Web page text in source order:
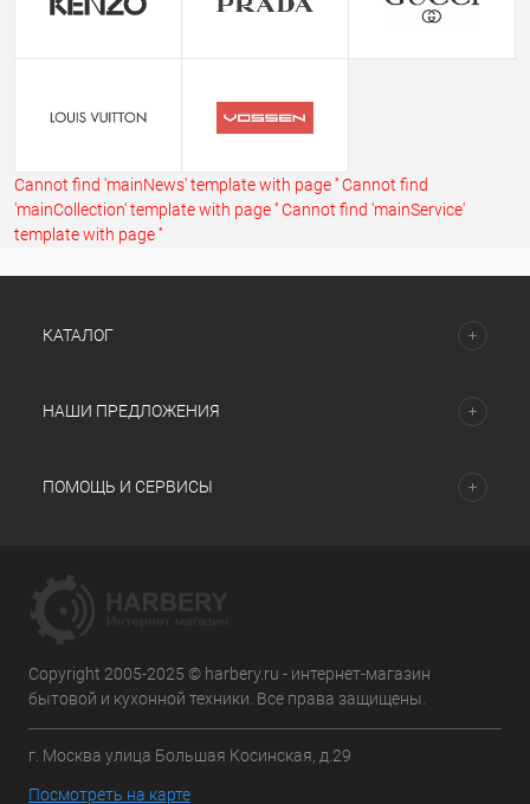
Cannot find 'mainNews' template with page ''Cannot find
'mainCollection' template with page ''Cannot find 'mainService'
template with page ''
КАТАЛОГ
НАШИ ПРЕДЛОЖЕНИЯ
ПОМОЩЬ И СЕРВИСЫ
Copyright 2005-2025 © harbery.ru - интернет-магазин
бытовой и кухонной техники. Все права защищены.
г. Москва улица Большая Косинская, д.29
Посмотреть на карте